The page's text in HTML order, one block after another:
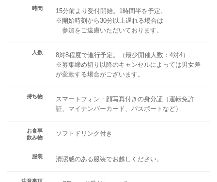
時間
15分前より受付開始。1時間半を予定。
※開始時刻から30分以上遅れる場合は
参加をご遠慮いただいております。
人数
8対8程度で進行予定。（最少開催人数：4対4）
※募集締め切り以降のキャンセルによっては男女差
が変動する場合がございます。
持ち物
スマートフォン・顔写真付きの身分証（運転免許
証、マイナンバーカード、パスポートなど）
お食事
飲み物
ソフトドリンク付き
服装 清潔感のある服装でお越しください。